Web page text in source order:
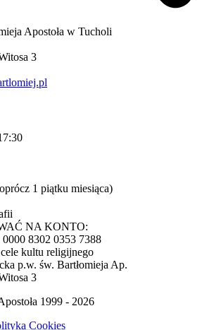
Apostoła w Tucholi
3
1 piątku miesiąca)
NA KONTO:
8302 0353 7388
kultu religijnego
p.w. św. Bartłomieja Ap.
3
1999 - 2026
Cookies